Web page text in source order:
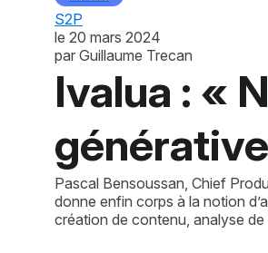
S2P
le 20 mars 2024
par Guillaume Trecan
Ivalua : «
Pascal Bensoussan, Chief
donne enfin corps à la notion
création de contenu, analyse